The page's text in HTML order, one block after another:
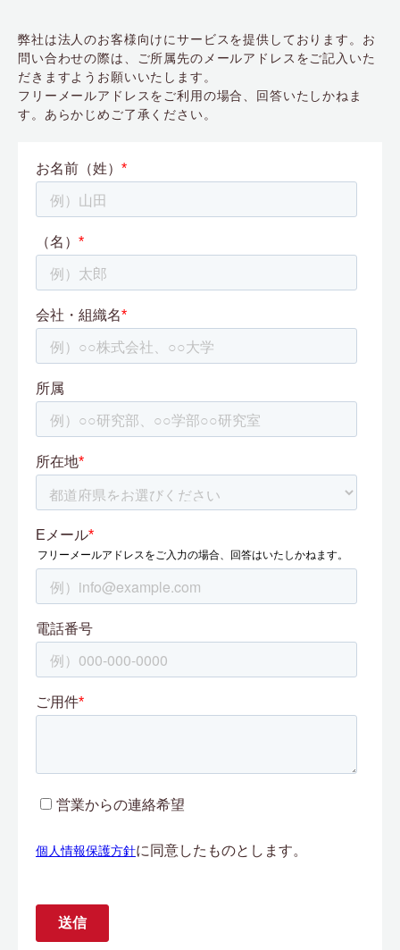
弊社は法人のお客様向けにサービスを提供しております。お
問い合わせの際は、ご所属先のメールアドレスをご記入いた
だきますようお願いいたします。
フリーメールアドレスをご利用の場合、回答いたしかねま
す。あらかじめご了承ください。